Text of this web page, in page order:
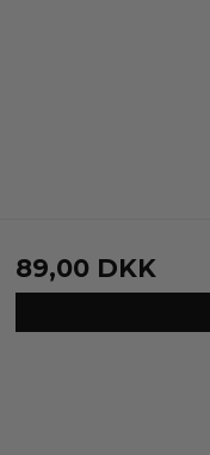
89,00 DKK